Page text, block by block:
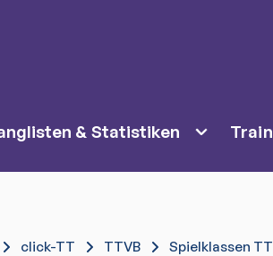
& Statistiken
click-TT TTVB
Spielklassen